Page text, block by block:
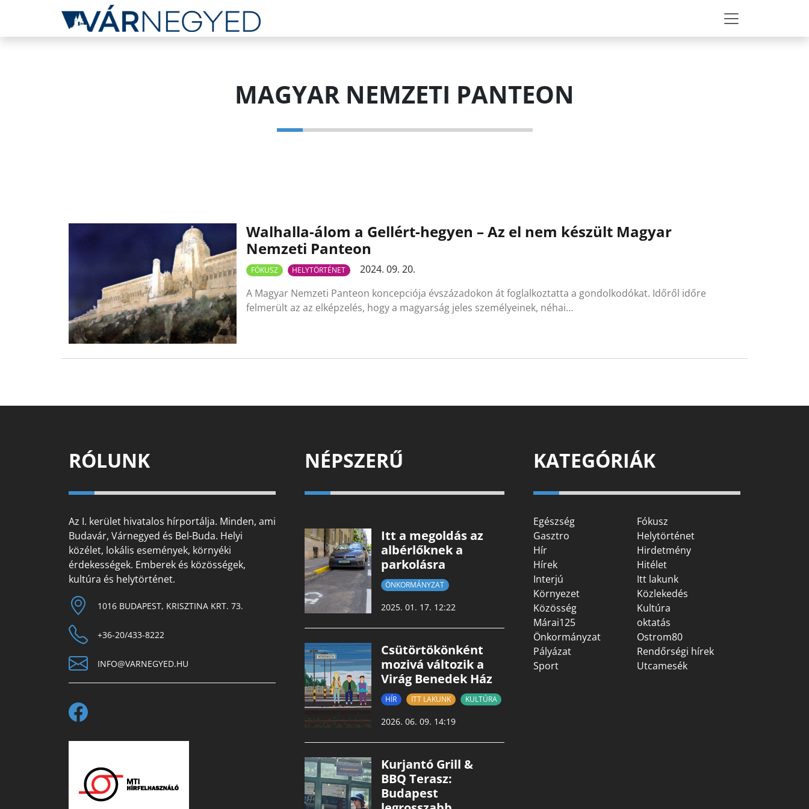
MAGYAR NEMZETI PANTEON
Walhalla-álom a Gellért-hegyen – Az el nem készült Magyar
Nemzeti Panteon
FÓKUSZ HELYTÖRTÉNET
2024. 09. 20.
A Magyar Nemzeti Panteon koncepciója évszázadokon át foglalkoztatta a gondolkodókat. Időről időre
felmerült az az elképzelés, hogy a magyarság jeles személyeinek, néhai…
RÓLUNK
Az I. kerület hivatalos hírportálja. Minden, ami
Budavár, Várnegyed és Bel-Buda. Helyi
közélet, lokális események, környéki
érdekességek. Emberek és közösségek,
kultúra és helytörténet.
1016 BUDAPEST, KRISZTINA KRT. 73.
+36-20/433-8222
INFO@VARNEGYED.HU
NÉPSZERŰ
Itt a megoldás az
albérlőknek a
parkolásra
ÖNKORMÁNYZAT
2025. 01. 17. 12:22
Csütörtökönként
mozivá változik a
Virág Benedek Ház
HÍR ITT LAKUNK KULTÚRA
2026. 06. 09. 14:19
Kurjantó Grill &
BBQ Terasz:
Budapest
KATEGÓRIÁK
Egészség
Fókusz
Gasztro
Helytörténet
Hír
Hirdetmény
Hírek
Hitélet
Interjú
Itt lakunk
Környezet
Közlekedés
Közösség
Kultúra
Márai125
oktatás
Önkormányzat
Ostrom80
Pályázat
Rendőrségi hírek
Sport
Utcamesék